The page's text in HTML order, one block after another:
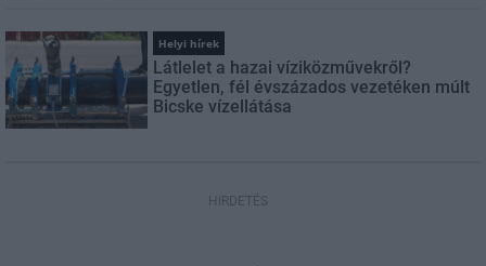
Helyi hírek
Látlelet a hazai víziközművekről?
Egyetlen, fél évszázados vezetéken múlt
Bicske vízellátása
HIRDETÉS